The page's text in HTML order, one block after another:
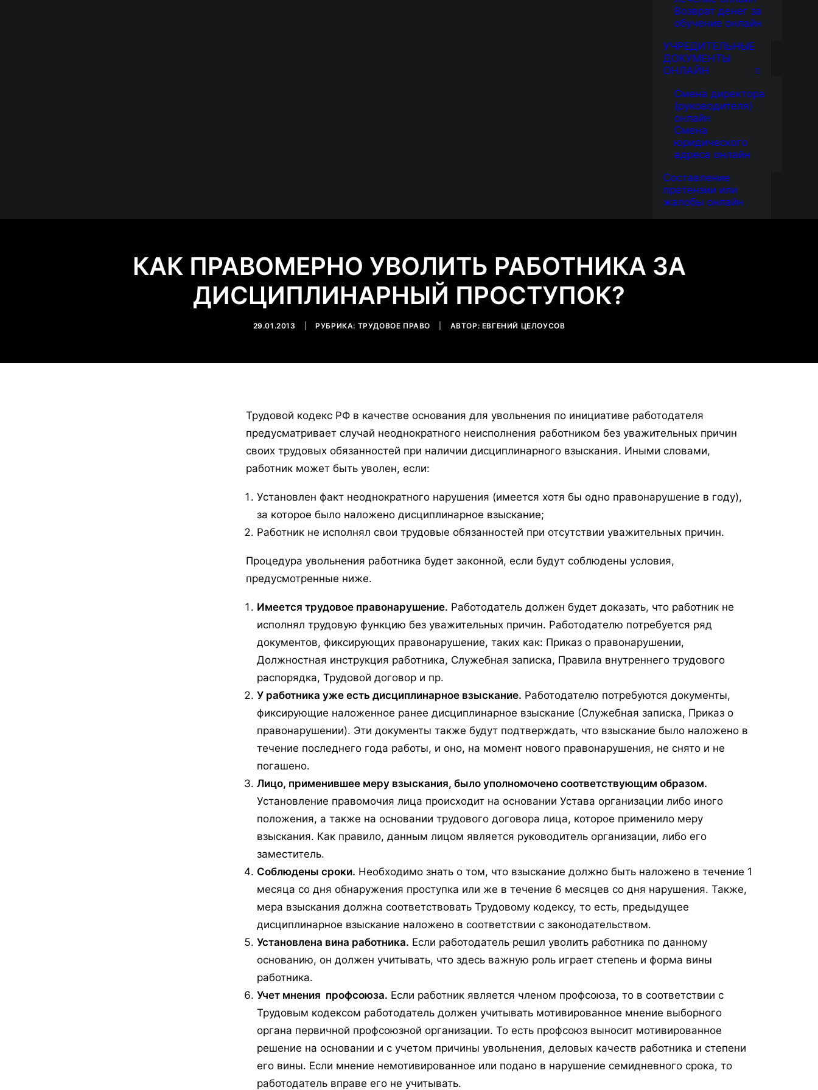
Возврат денег за
обучение онлайн
УЧРЕДИТЕЛЬНЫЕ
ДОКУМЕНТЫ
ОНЛАЙН
Смена директора
(руководителя)
онлайн
Смена
юридического
адреса онлайн
Составление
претензии или
жалобы онлайн
КАК ПРАВОМЕРНО УВОЛИТЬ РАБОТНИКА ЗА
ДИСЦИПЛИНАРНЫЙ ПРОСТУПОК?
29.01.2013 РУБРИКА: ТРУДОВОЕ ПРАВО АВТОР: ЕВГЕНИЙ ЦЕЛОУСОВ
Трудовой кодекс РФ в качестве основания для увольнения по инициативе работодателя
предусматривает случай неоднократного неисполнения работником без уважительных причин
своих трудовых обязанностей при наличии дисциплинарного взыскания. Иными словами,
работник может быть уволен, если:
Установлен факт неоднократного нарушения (имеется хотя бы одно правонарушение в году),
за которое было наложено дисциплинарное взыскание;
Работник не исполнял свои трудовые обязанностей при отсутствии уважительных причин.
Процедура увольнения работника будет законной, если будут соблюдены условия,
предусмотренные ниже.
Имеется трудовое правонарушение. Работодатель должен будет доказать, что работник не
исполнял трудовую функцию без уважительных причин. Работодателю потребуется ряд
документов, фиксирующих правонарушение, таких как: Приказ о правонарушении,
Должностная инструкция работника, Служебная записка, Правила внутреннего трудового
распорядка, Трудовой договор и пр.
У работника уже есть дисциплинарное взыскание. Работодателю потребуются документы,
фиксирующие наложенное ранее дисциплинарное взыскание (Служебная записка, Приказ о
правонарушении). Эти документы также будут подтверждать, что взыскание было наложено в
течение последнего года работы, и оно, на момент нового правонарушения, не снято и не
погашено.
Лицо, применившее меру взыскания, было уполномочено соответствующим образом.
Установление правомочия лица происходит на основании Устава организации либо иного
положения, а также на основании трудового договора лица, которое применило меру
взыскания. Как правило, данным лицом является руководитель организации, либо его
заместитель.
Соблюдены сроки. Необходимо знать о том, что взыскание должно быть наложено в течение 1
месяца со дня обнаружения проступка или же в течение 6 месяцев со дня нарушения. Также,
мера взыскания должна соответствовать Трудовому кодексу, то есть, предыдущее
дисциплинарное взыскание наложено в соответствии с законодательством.
Установлена вина работника. Если работодатель решил уволить работника по данному
основанию, он должен учитывать, что здесь важную роль играет степень и форма вины
работника.
Учет мнения профсоюза. Если работник является членом профсоюза, то в соответствии с
Трудовым кодексом работодатель должен учитывать мотивированное мнение выборного
органа первичной профсоюзной организации. То есть профсоюз выносит мотивированное
решение на основании и с учетом причины увольнения, деловых качеств работника и степени
его вины. Если мнение немотивированное или подано в нарушение семидневного срока, то
работодатель вправе его не учитывать.